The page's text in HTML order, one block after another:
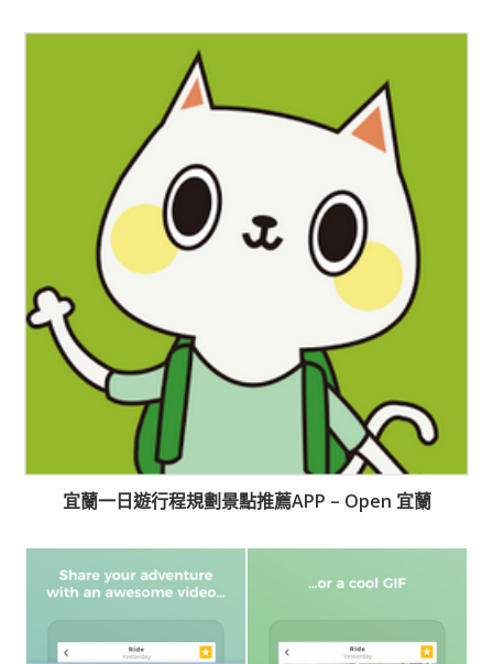
宜蘭一日遊行程規劃景點推薦APP – Open 宜蘭